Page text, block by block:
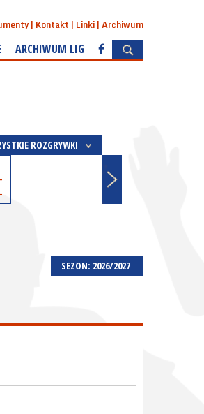
Kontakt Linki Archiwum
ARCHIWUM LIG
ROZGRYWKI
SEZON: 2026/2027